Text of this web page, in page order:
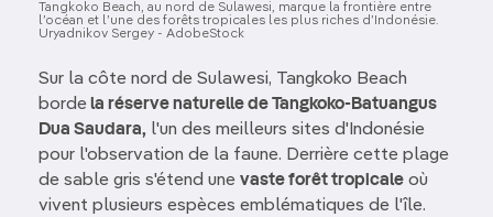
Tangkoko Beach, au nord de Sulawesi, marque la frontière entre
l’océan et l’une des forêts tropicales les plus riches d’Indonésie.
Uryadnikov Sergey - AdobeStock
Sur la côte nord de Sulawesi, Tangkoko Beach
bordela réserve naturelle de Tangkoko-Batuangus
Dua Saudara, l'un des meilleurs sites d'Indonésie
pour l'observation de la faune. Derrière cette plage
de sable gris s'étend une vaste forêt tropicale où
vivent plusieurs espèces emblématiques de l'île.